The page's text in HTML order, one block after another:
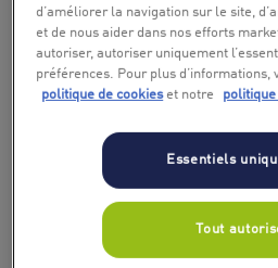
d’améliorer la navigation sur le site,
et de nous aider dans nos efforts
autoriser, autoriser uniquement
préférences. Pour plus
politique de cookieset notre
Essentiels
Tout